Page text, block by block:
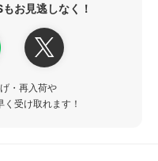
お見逃しなく！
・再入荷や
受け取れます！